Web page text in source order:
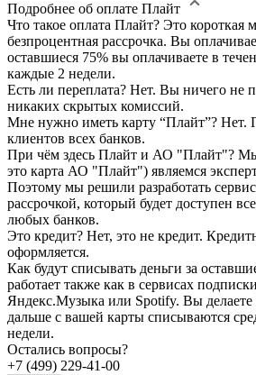
Подробнее об оплате Плайт
Что такое оплата Плайт? Это короткая
безпроцентная рассрочка. Вы
оставшиеся 75% вы оплачиваете в
каждые 2 недели.
Есть ли переплата? Нет. Вы ничего не
никаких скрытых комиссий.
Мне нужно иметь карту “Плайт”? Нет.
клиентов всех банков.
При чём здесь Плайт и АО "Плайт"?
это карта АО "Плайт") являемся
Поэтому мы решили разработать
рассрочкой, который будет доступен
любых банков.
Это кредит? Нет, это не кредит.
оформляется.
Как будут списывать деньги за
работает также как в сервисах
Яндекс.Музыка или Spotify. Вы
дальше с вашей карты списываются
недели.
Остались вопросы?
+7 (499) 229-41-00